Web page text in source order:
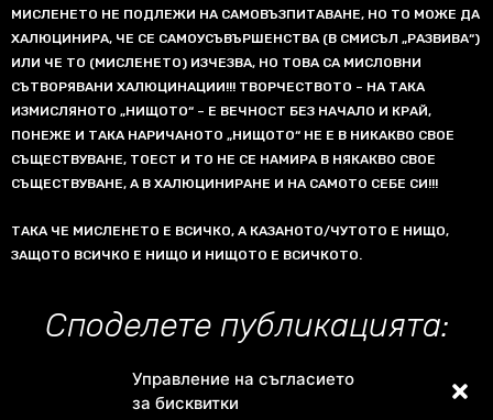
Управление на съгласието
за бисквитки
МИСЛЕНЕТО НЕ ПОДЛЕЖИ НА САМОВЪЗПИТАВАНЕ, НО ТО МОЖЕ ДА
ХАЛЮЦИНИРА, ЧЕ СЕ САМОУСЪВЪРШЕНСТВА (В СМИСЪЛ „РАЗВИВА“)
ИЛИ ЧЕ ТО (МИСЛЕНЕТО) ИЗЧЕЗВА, НО ТОВА СА МИСЛОВНИ
СЪТВОРЯВАНИ ХАЛЮЦИНАЦИИ!!! ТВОРЧЕСТВОТО – НА ТАКА
ИЗМИСЛЯНОТО „НИЩОТО“ – Е ВЕЧНОСТ БЕЗ НАЧАЛО И КРАЙ,
ПОНЕЖЕ И ТАКА НАРИЧАНОТО „НИЩОТО“ НЕ Е В НИКАКВО СВОЕ
СЪЩЕСТВУВАНЕ, ТОЕСТ И ТО НЕ СЕ НАМИРА В НЯКАКВО СВОЕ
СЪЩЕСТВУВАНЕ, А В ХАЛЮЦИНИРАНЕ И НА САМОТО СЕБЕ СИ!!!
ТАКА ЧЕ МИСЛЕНЕТО Е ВСИЧКО, А КАЗАНОТО/ЧУТОТО Е НИЩО,
ЗАЩОТО ВСИЧКО Е НИЩО И НИЩОТО Е ВСИЧКОТО.
Споделете публикацията: